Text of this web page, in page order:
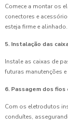
Comece a montar os
conectores e
esteja firme e alinhado.
5. Instalação das
Instale as caixas de
futuras manutenções
6. Passagem dos
Com os eletrodutos
conduítes,